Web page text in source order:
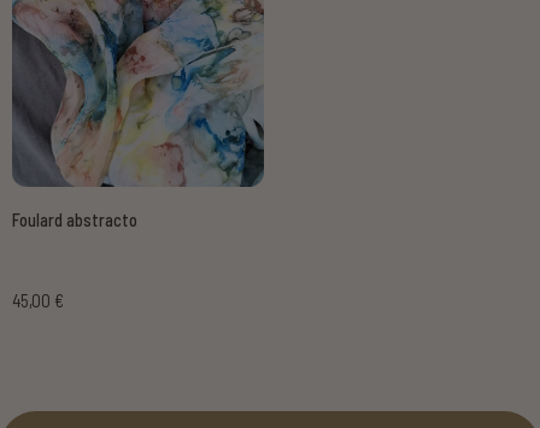
Foulard abstracto
45,00 €